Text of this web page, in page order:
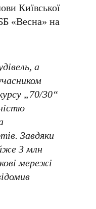
Київської
«Весна» на
а
„70/30“
Завдяки
3 млн
мережі